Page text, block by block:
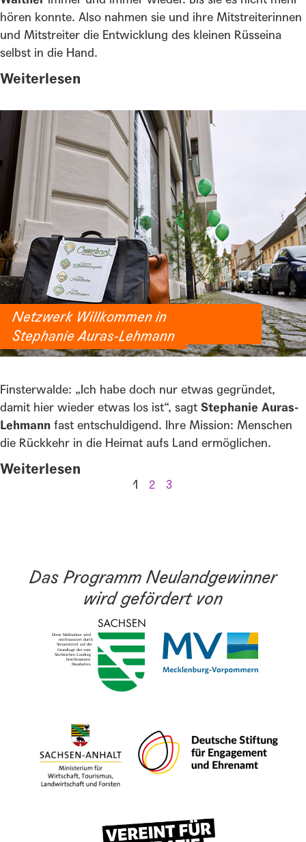
hören konnte. Also nahmen sie und ihre Mitstreiterinnen
und Mitstreiter die Entwicklung des kleinen Rüsseina
selbst in die Hand.
Weiterlesen
Stephanie Auras-Lehmann
Netzwerk Willkommen in
Brandenburg
Finsterwalde: „Ich habe doch nur etwas gegründet,
damit hier wieder etwas los ist“, sagt Stephanie Auras-
Lehmann fast entschuldigend. Ihre Mission: Menschen
die Rückkehr in die Heimat aufs Land ermöglichen.
Weiterlesen
1 2 3
Das Programm Neulandgewinner
wird gefördert von